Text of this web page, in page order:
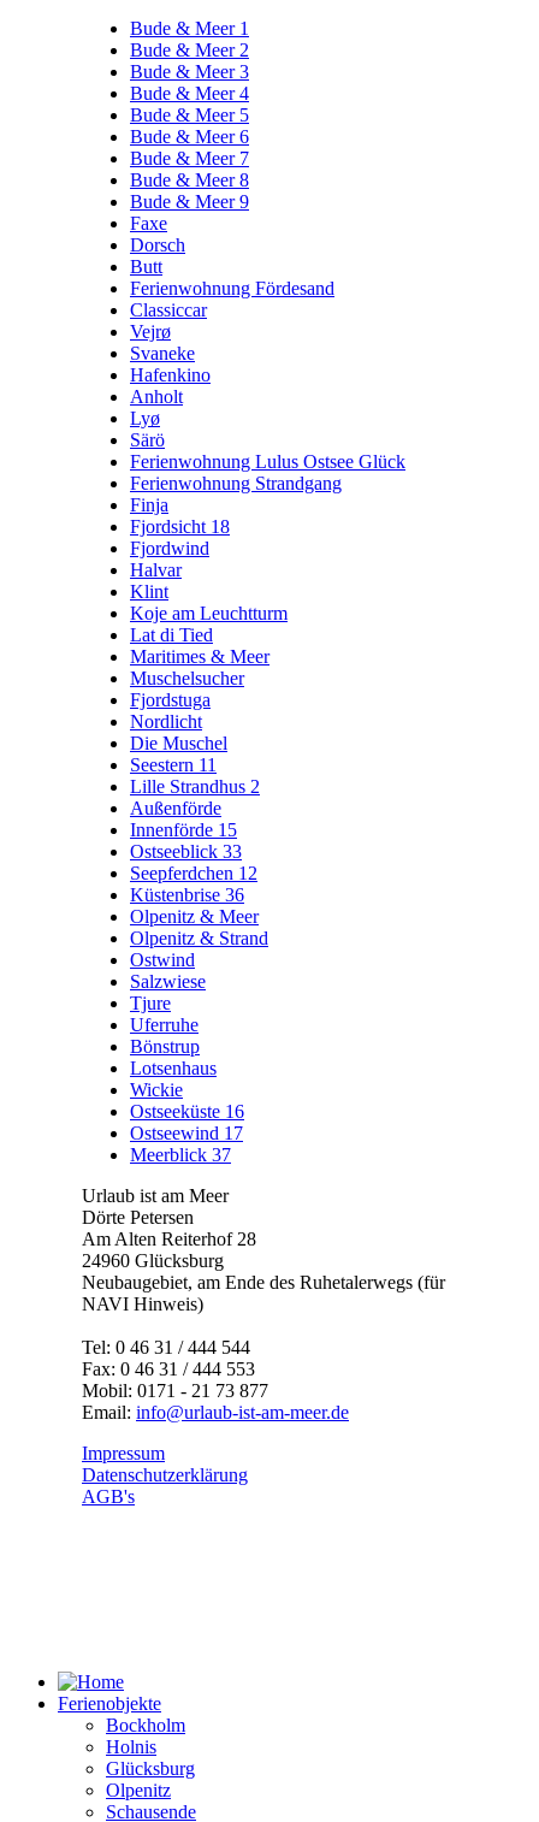
Bude & Meer 1
Bude & Meer 2
Bude & Meer 3
Bude & Meer 4
Bude & Meer 5
Bude & Meer 6
Bude & Meer 7
Bude & Meer 8
Bude & Meer 9
Faxe
Dorsch
Butt
Ferienwohnung Fördesand
Classiccar
Vejrø
Svaneke
Hafenkino
Anholt
Lyø
Särö
Ferienwohnung Lulus Ostsee Glück
Ferienwohnung Strandgang
Finja
Fjordsicht 18
Fjordwind
Halvar
Klint
Koje am Leuchtturm
Lat di Tied
Maritimes & Meer
Muschelsucher
Fjordstuga
Nordlicht
Die Muschel
Seestern 11
Lille Strandhus 2
Außenförde
Innenförde 15
Ostseeblick 33
Seepferdchen 12
Küstenbrise 36
Olpenitz & Meer
Olpenitz & Strand
Ostwind
Salzwiese
Tjure
Uferruhe
Bönstrup
Lotsenhaus
Wickie
Ostseeküste 16
Ostseewind 17
Meerblick 37
Urlaub ist am Meer
Dörte Petersen
Am Alten Reiterhof 28
24960 Glücksburg
Neubaugebiet, am Ende des Ruhetalerwegs (für
NAVI Hinweis)
Tel: 0 46 31 / 444 544
Fax: 0 46 31 / 444 553
Mobil: 0171 - 21 73 877
Email: info@urlaub-ist-am-meer.de
Impressum
Datenschutzerklärung
AGB's
Ferienobjekte
Bockholm
Holnis
Glücksburg
Olpenitz
Schausende